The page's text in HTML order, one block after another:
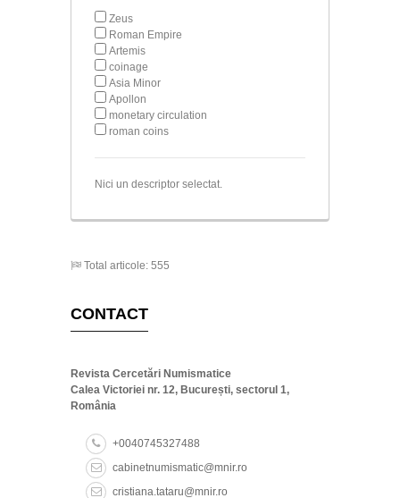
Zeus
Roman Empire
Artemis
coinage
Asia Minor
Apollon
monetary circulation
roman coins
Nici un descriptor selectat.
Total articole: 555
CONTACT
Revista Cercetări Numismatice
Calea Victoriei nr. 12, București, sectorul 1,
România
+0040745327488
cabinetnumismatic@mnir.ro
cristiana.tataru@mnir.ro